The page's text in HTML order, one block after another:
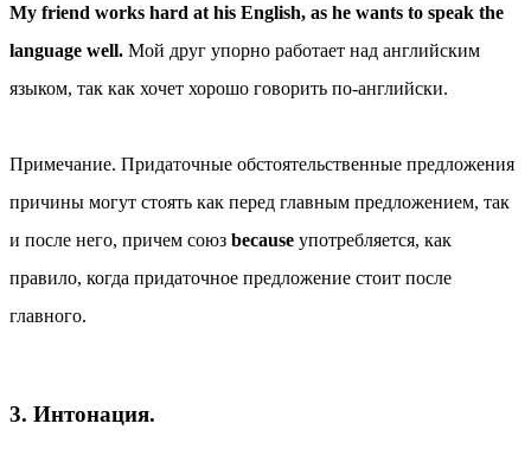
My friend works hard at his English, as he wants to speak the
language well. Мой друг упорно работает над английским
языком, так как хочет хорошо говорить по-английски.
Примечание. Придаточные обстоятельственные предложения
причины могут стоять как перед главным предложением, так
и после него, причем союз because употребляется, как
правило, когда придаточное предложение стоит после
главного.
3. Интонация.